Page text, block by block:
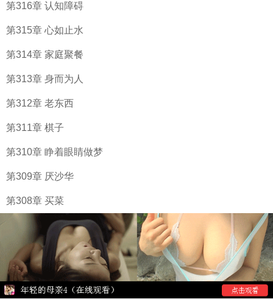
第316章 认知障碍
第315章 心如止水
第314章 家庭聚餐
第313章 身而为人
第312章 老东西
第311章 棋子
第310章 睁着眼睛做梦
第309章 厌沙华
第308章 买菜